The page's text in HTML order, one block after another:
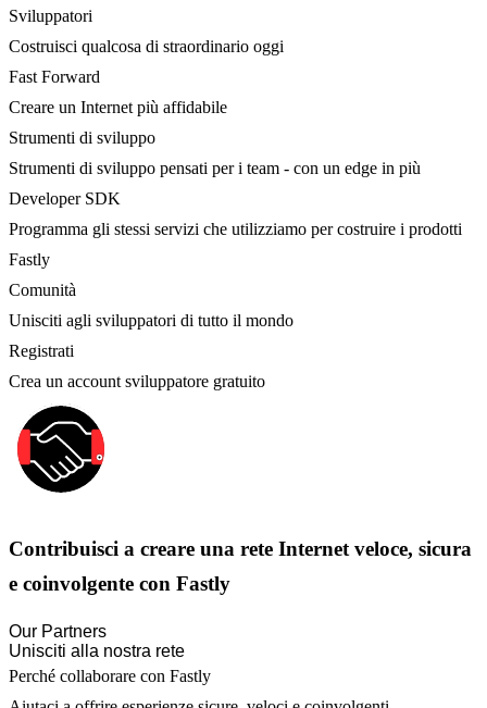
Sviluppatori
Costruisci qualcosa di straordinario oggi
Fast Forward
Creare un Internet più affidabile
Strumenti di sviluppo
Strumenti di sviluppo pensati per i team - con un edge in più
Developer SDK
Programma gli stessi servizi che utilizziamo per costruire i prodotti
Fastly
Comunità
Unisciti agli sviluppatori di tutto il mondo
Registrati
Crea un account sviluppatore gratuito
Contribuisci a creare una rete Internet veloce, sicura
e coinvolgente con Fastly
Our Partners
Unisciti alla nostra rete
Perché collaborare con Fastly